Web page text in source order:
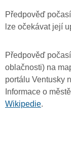
Předpověď
lze očekávat její
Předpověď
oblačnosti) na
portálu Ventusky
Informace o
Wikipedie.